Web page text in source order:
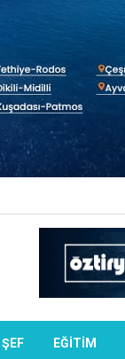
ŞEF EĞİTİM